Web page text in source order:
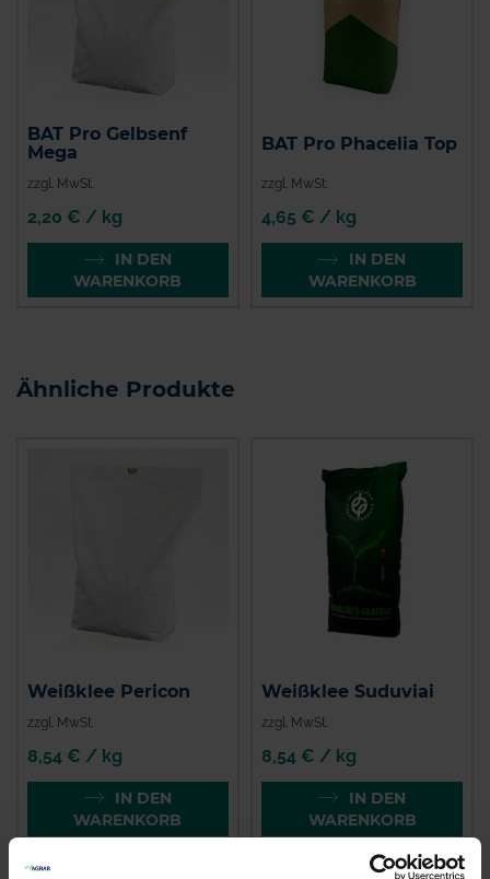
BAT Pro Gelbsenf
Mega
zzgl. MwSt.
2,20 € / kg
IN DEN
WARENKORB
BAT Pro Phacelia Top
zzgl. MwSt.
4,65 € / kg
IN DEN
WARENKORB
Ähnliche Produkte
Weißklee Pericon
zzgl. MwSt.
8,54 € / kg
IN DEN
WARENKORB
Weißklee Suduviai
zzgl. MwSt.
8,54 € / kg
IN DEN
WARENKORB